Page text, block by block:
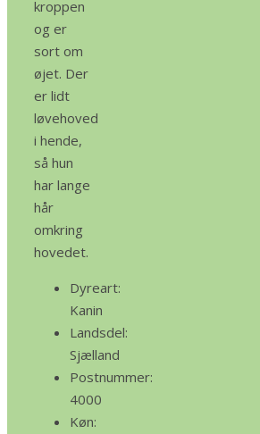
kroppen
og er
sort om
øjet. Der
er lidt
løvehoved
i hende,
så hun
har lange
hår
omkring
hovedet.
Dyreart:
Kanin
Landsdel:
Sjælland
Postnummer:
4000
Køn: